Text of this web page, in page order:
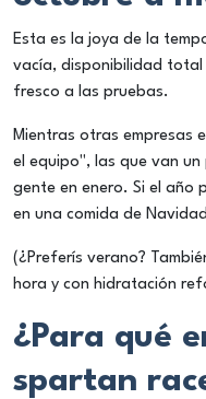
Esta es la joya de la
vacía, disponibilidad total
fresco a las pruebas.
Mientras otras empresas
el equipo", las que van
gente en enero. Si el año
en una comida de
(¿Preferís verano?
hora y con hidratación
¿Para qué
spartan